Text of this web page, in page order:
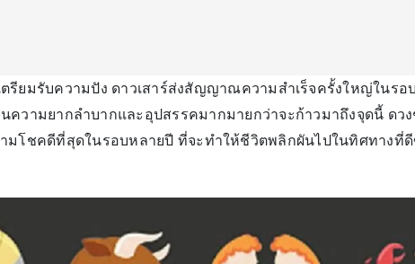
ตรียมรับความปัง ดาวเสาร์ส่งสัญญาณความสำเร็จครั้งใหญ่ในรอ
ความยากลำบากและอุปสรรคมากมายกว่าจะก้าวมาถึงจุดนี้ ดว
ามโชคดีที่สุดในรอบหลายปี ที่จะทำให้ชีวิตพลิกผันไปในทิศทางที่